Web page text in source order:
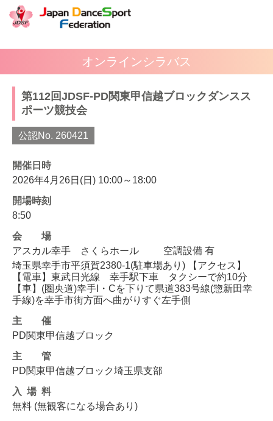
オンラインシラバス
第112回JDSF-PD関東甲信越ブロックダンスス
ポーツ競技会
公認No. 260421
開催日時
2026年4月26日(日) 10:00～18:00
開場時刻
8:50
会場
アスカル幸手 さくらホール
空調設備 有
埼玉県幸手市平須賀2380-1(駐車場あり) 【アクセス】
【電車】東武日光線 幸手駅下車 タクシーで約10分
【車】(圏央道)幸手I・Cを下りて県道383号線(惣新田幸
手線)を幸手市街方面へ曲がりすぐ左手側
主催
PD関東甲信越ブロック
主管
PD関東甲信越ブロック埼玉県支部
入場料
無料 (無観客になる場合あり)